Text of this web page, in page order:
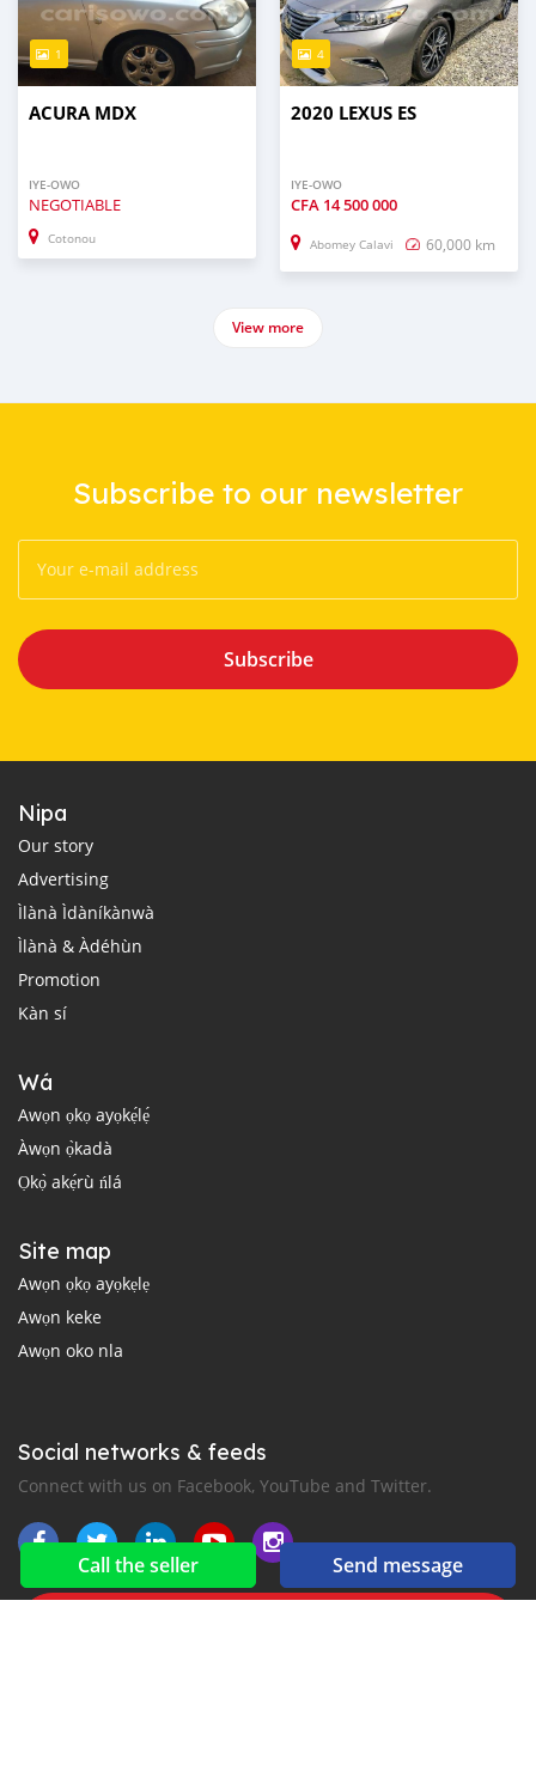
Call the seller Send message
1
ACURA MDX
IYE-OWO
NEGOTIABLE
Cotonou
4
2020 LEXUS ES
IYE-OWO
CFA 14 500 000
Abomey Calavi 60,000 km
View more
Subscribe to our newsletter
Subscribe
Nipa
Our story
Advertising
Ìlànà Ìdàníkànwà
Ìlànà & Àdéhùn
Promotion
Kàn sí
Wá
Awọn ọkọ ayọkẹ́lẹ́
Àwọn ọ̀kadà
Ọkọ̀ akẹ́rù ńlá
Site map
Awọn ọkọ ayọkẹlẹ
Awọn keke
Awọn oko nla
Social networks & feeds
Connect with us on Facebook, YouTube and Twitter.